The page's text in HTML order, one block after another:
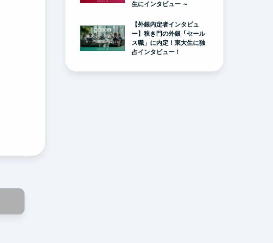
生にインタビュー ～
【外銀内定者インタビュ
ー】狭き門の外銀「セール
ス職」に内定！東大生に独
占インタビュー！